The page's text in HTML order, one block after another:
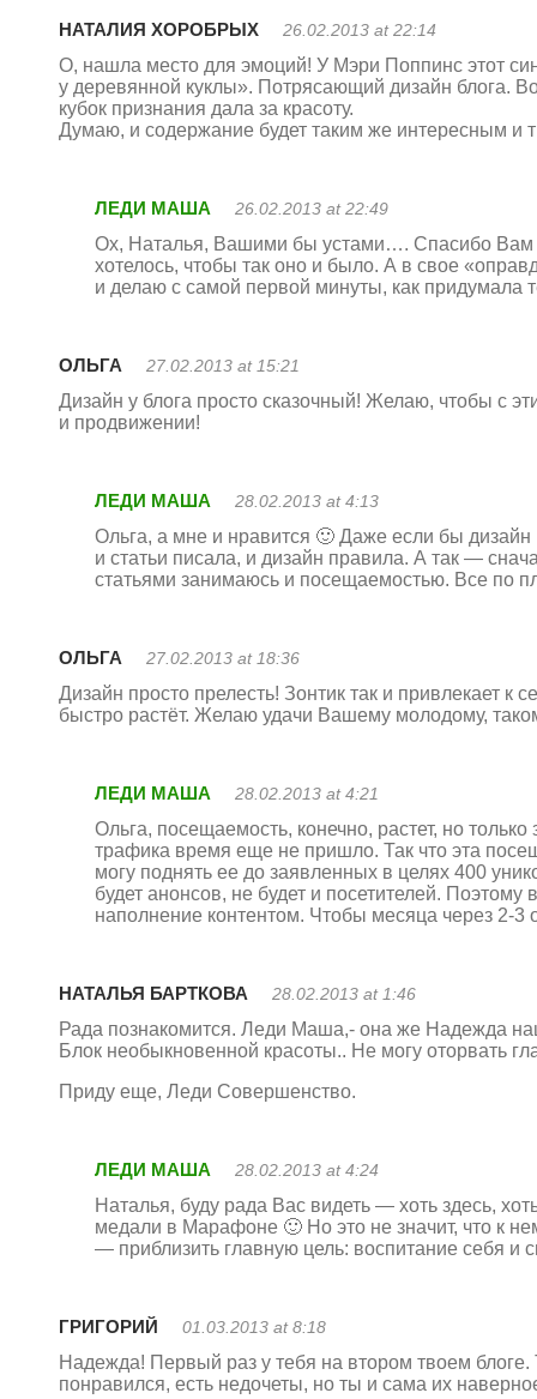
НАТАЛИЯ ХОРОБРЫХ 26.02.2013 at 22:14
О, нашла место для эмоций! У Мэри Поппинс этот
у деревянной куклы». Потрясающий дизайн блога.
кубок признания дала за красоту.
Думаю, и содержание будет таким же интересным и
ЛЕДИ МАША 26.02.2013 at 22:49
Ох, Наталья, Вашими бы устами…. Спасибо Вам
хотелось, чтобы так оно и было. А в свое
и делаю с самой первой минуты, как придумала
ОЛЬГА 27.02.2013 at 15:21
Дизайн у блога просто сказочный! Желаю, чтобы с
и продвижении!
ЛЕДИ МАША 28.02.2013 at 4:13
Ольга, а мне и нравится 🙂 Даже если бы
и статьи писала, и дизайн правила. А так —
статьями занимаюсь и посещаемостью. Все по
ОЛЬГА 27.02.2013 at 18:36
Дизайн просто прелесть! Зонтик так и привлекает
быстро растёт. Желаю удачи Вашему молодому,
ЛЕДИ МАША 28.02.2013 at 4:21
Ольга, посещаемость, конечно, растет, но
трафика время еще не пришло. Так что эта
могу поднять ее до заявленных в целях 400
будет анонсов, не будет и посетителей.
наполнение контентом. Чтобы месяца через 2-
НАТАЛЬЯ БАРТКОВА 28.02.2013 at 1:46
Рада познакомится. Леди Маша,- она же Надежда
Блок необыкновенной красоты.. Не могу оторвать
Приду еще, Леди Совершенство.
ЛЕДИ МАША 28.02.2013 at 4:24
Наталья, буду рада Вас видеть — хоть здесь,
медали в Марафоне 🙂 Но это не значит, что к
— приблизить главную цель: воспитание себя и
ГРИГОРИЙ 01.03.2013 at 8:18
Надежда! Первый раз у тебя на втором твоем
понравился, есть недочеты, но ты и сама их